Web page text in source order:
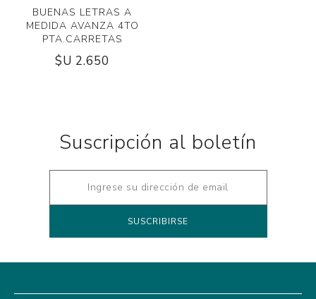
BUENAS LETRAS A
MEDIDA AVANZA 4TO
PTA.CARRETAS
$U 2.650
Suscripción al boletín